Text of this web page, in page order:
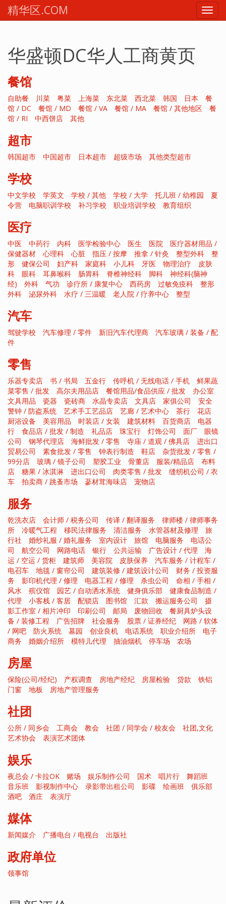
精华区.COM
华盛顿DC华人工商黄页
餐馆
自助餐 川菜 粤菜 上海菜 东北菜 西北菜 韩国 日本
餐
馆 / DC
餐馆 / MD 餐馆 / VA 餐馆 / MA 餐馆 / 其他地区
餐
馆 / RI
中西饼店 其他
超市
韩国超市 中国超市 日本超市 超级市场 其他类型超市
学校
中文学校 学英文 学校 / 其他 学校 / 大学 托儿班 / 幼稚园
夏
令营
电脑职训学校 补习学校 职业培训学校 教育组织
医疗
中医 中药行 内科 医学检验中心 医生 医院
医疗器材用品 /
保健器材
心理科 心脏 指压 / 按摩 推拿 / 针灸 整型外科
整
形
健保公司 妇产科 家庭科 小儿科 牙医 物理治疗
皮肤
科
眼科 耳鼻喉科 肠胃科 脊椎神经科 脚科
神经科(脑神
经)
外科 气功 诊疗所 / 康复中心 西药房 过敏免疫科
整形
外科
泌尿外科 水疗 / 三温暖 老人院 / 疗养中心 整型
汽车
驾驶学校 汽车修理 / 零件 新旧汽车代理商
汽车玻璃 / 装备 / 配
件
零售
乐器专卖店 书 / 书局 五金行 传呼机 / 无线电话 / 手机
鲜果蔬
菜零售 / 批发
高尔夫用品店 餐馆用品/食品供应 / 批发
办公室
文具用品
瓷器 瓷砖商 水晶专卖店 文具店 家俱公司
安全
警钟 / 防盗系统
艺术手工艺品店 艺廊 / 艺术中心 茶行
花店
厨浴设备
美容用品 时装店 / 女装 建筑材料 百货商店
电器
行
食品店 / 批发 / 制造 礼品店 珠宝行 灯饰公司 面厂
眼镜
公司
钢琴代理店 海鲜批发 / 零售 寺庙 / 道观 / 佛具店
进出口
贸易公司
素食批发 / 零售 钟表行制造 鞋店
杂货批发 / 零售 /
99分店
玻璃 / 镜子公司 塑胶工业 骨董店 服装/精品店
布料
店
糖果 / 冰淇淋 进出口公司 肉类零售 / 批发
缝纫机公司 / 衣
车
拍卖商 / 跳蚤市场 蔘材茸海味店 宠物店
服务
乾洗衣店 会计师 / 税务公司 传译 / 翻译服务
律师楼 / 律师事务
所
冷暖气工程 移民法律服务 清洁服务 水管器材及修理
旅
行社
婚纱礼服 / 婚礼服务 室内设计 旅馆 电脑服务
电话公
司
航空公司 网路电话 银行 公共运输 广告设计 / 代理
海
运 / 空运 / 货柜
建筑师 美容院 皮肤保养
汽车服务 / 计程车 /
电召车
地毯 / 窗帘公司 建筑装修 / 建筑设计公司
财务 / 投资服
务
影印机代理 / 修理 电器工程 / 修理 杀虫公司
命相 / 手相 /
风水
殡仪馆 园艺 / 自动洒水系统 健身俱乐部
健康食品制造 /
代理
小客栈 / 客居 配锁店 图书馆 汇款 搬运服务公司
摄
影工作室 / 相片冲印
印刷公司 邮局 废物回收
餐厨具炉头设
备 / 装修工程
广告招牌 社会服务 股票 / 证券经纪
网路 / 软体
/ 网吧
防火系统 墓园 创业良机 电话系统 职业介绍所
电子
商务
婚姻介绍所 模特儿代理 抽油烟机 停车场 农场
房屋
保险(公司/经纪) 产权调查 房地产经纪 房屋检验 贷款
铁铝
门窗
地板 房地产管理服务
社团
公所 / 同乡会 工商会 教会 社团 / 同学会 / 校友会
社团,文化
艺术协会
表演艺术团体
娱乐
夜总会 / 卡拉OK 赌场 娱乐制作公司 国术 唱片行
舞蹈班
音乐班
影视制作中心 录影带出租公司 影碟 绘画班
俱乐部
酒吧
酒庄 表演厅
媒体
新闻媒介 广播电台 / 电视台 出版社
政府单位
领事馆